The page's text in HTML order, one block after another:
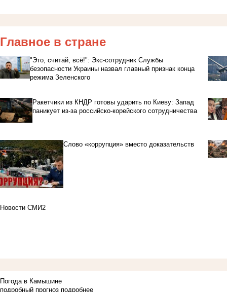
Главное в стране
"Это, считай, всё!": Экс-сотрудник Службы
безопасности Украины назвал главный признак конца
режима Зеленского
Ракетчики из КНДР готовы ударить по Киеву: Запад
паникует из-за российско-корейского сотрудничества
Слово «коррупция» вместо доказательств
Новости СМИ2
Погода в Камышине
подробный прогноз подробнее